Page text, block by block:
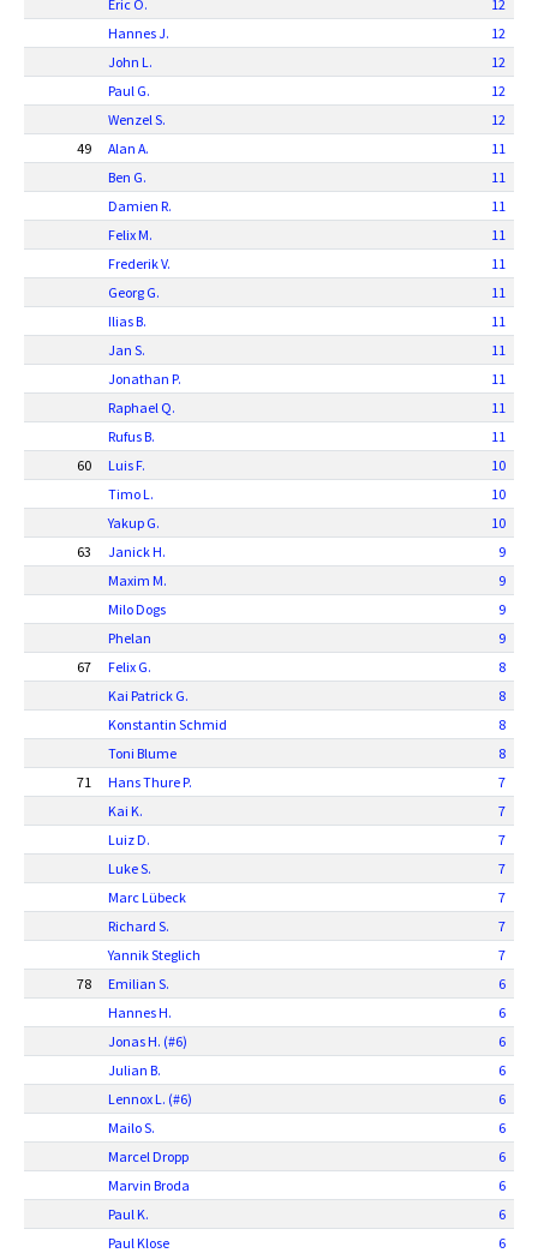
Eric O.
12
Hannes J.
12
John L.
12
Paul G.
12
Wenzel S.
12
49
Alan A.
11
Ben G.
11
Damien R.
11
Felix M.
11
Frederik V.
11
Georg G.
11
Ilias B.
11
Jan S.
11
Jonathan P.
11
Raphael Q.
11
Rufus B.
11
60
Luis F.
10
Timo L.
10
Yakup G.
10
63
Janick H.
9
Maxim M.
9
Milo Dogs
9
Phelan
9
67
Felix G.
8
Kai Patrick G.
8
Konstantin Schmid
8
Toni Blume
8
71
Hans Thure P.
7
Kai K.
7
Luiz D.
7
Luke S.
7
Marc Lübeck
7
Richard S.
7
Yannik Steglich
7
78
Emilian S.
6
Hannes H.
6
Jonas H. (#6)
6
Julian B.
6
Lennox L. (#6)
6
Mailo S.
6
Marcel Dropp
6
Marvin Broda
6
Paul K.
6
Paul Klose
6